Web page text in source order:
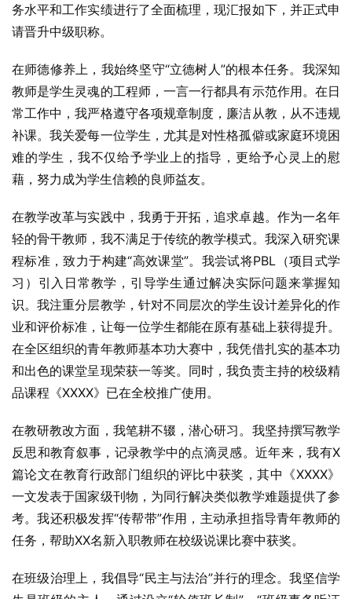
务水平和工作实绩进行了全面梳理，现汇报如下，并正式申
请晋升中级职称。
在师德修养上，我始终坚守“立德树人”的根本任务。我深知
教师是学生灵魂的工程师，一言一行都具有示范作用。在日
常工作中，我严格遵守各项规章制度，廉洁从教，从不违规
补课。我关爱每一位学生，尤其是对性格孤僻或家庭环境困
难的学生，我不仅给予学业上的指导，更给予心灵上的慰
藉，努力成为学生信赖的良师益友。
在教学改革与实践中，我勇于开拓，追求卓越。作为一名年
轻的骨干教师，我不满足于传统的教学模式。我深入研究课
程标准，致力于构建“高效课堂”。我尝试将PBL（项目式学
习）引入日常教学，引导学生通过解决实际问题来掌握知
识。我注重分层教学，针对不同层次的学生设计差异化的作
业和评价标准，让每一位学生都能在原有基础上获得提升。
在全区组织的青年教师基本功大赛中，我凭借扎实的基本功
和出色的课堂呈现荣获一等奖。同时，我负责主持的校级精
品课程《XXXX》已在全校推广使用。
在教研教改方面，我笔耕不辍，潜心研习。我坚持撰写教学
反思和教育叙事，记录教学中的点滴灵感。近年来，我有X
篇论文在教育行政部门组织的评比中获奖，其中《XXXX》
一文发表于国家级刊物，为同行解决类似教学难题提供了参
考。我还积极发挥“传帮带”作用，主动承担指导青年教师的
任务，帮助XX名新入职教师在校级说课比赛中获奖。
在班级治理上，我倡导“民主与法治”并行的理念。我坚信学